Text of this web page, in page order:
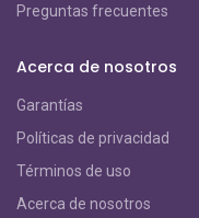
Preguntas frecuentes
Acerca de nosotros
Garantías
Políticas de privacidad
Términos de uso
Acerca de nosotros